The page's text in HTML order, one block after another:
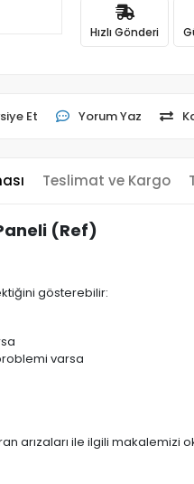
Hızlı Gönderi
Et Yorum Yaz
Teslimat ve Kargo
(Ref)
gösterebilir:
varsa
arızaları ile ilgili